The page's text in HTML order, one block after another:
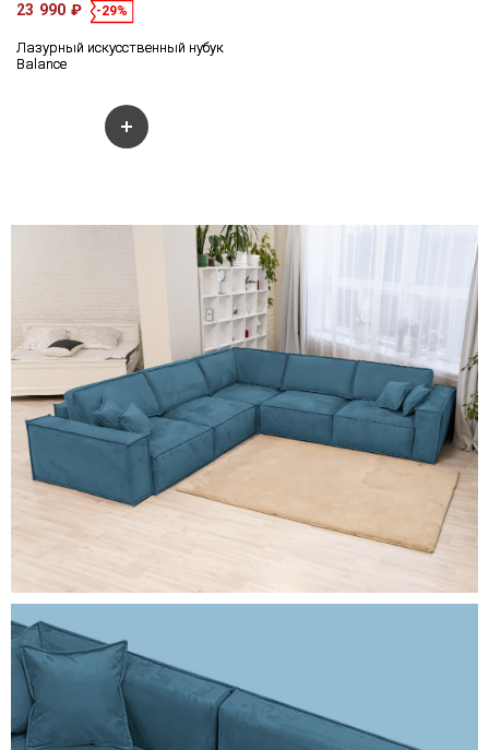
23 990 ₽ -29%
Лазурный искусственный нубук
Balance